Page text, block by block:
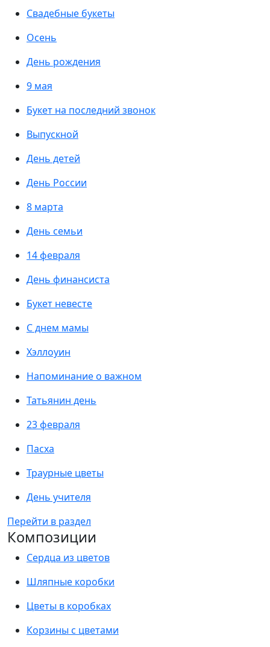
Свадебные букеты
Осень
День рождения
9 мая
Букет на последний звонок
Выпускной
День детей
День России
8 марта
День семьи
14 февраля
День финансиста
Букет невесте
С днем мамы
Хэллоуин
Напоминание о важном
Татьянин день
23 февраля
Пасха
Траурные цветы
День учителя
Перейти в раздел
Композиции
Сердца из цветов
Шляпные коробки
Цветы в коробках
Корзины с цветами